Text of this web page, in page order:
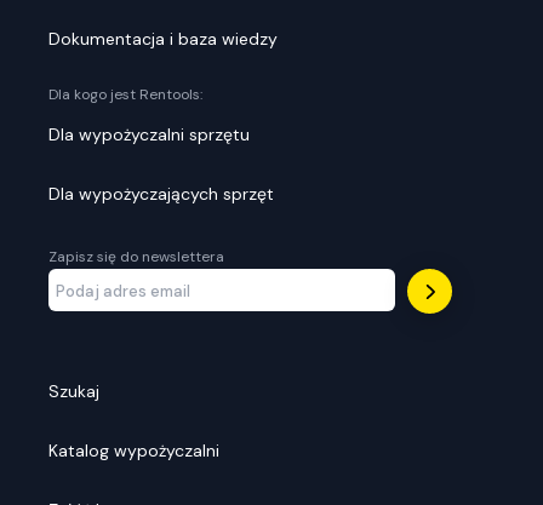
Dokumentacja i baza wiedzy
Dla kogo jest Rentools:
Dla wypożyczalni sprzętu
Dla wypożyczających sprzęt
Zapisz się do newslettera
Szukaj
Katalog wypożyczalni